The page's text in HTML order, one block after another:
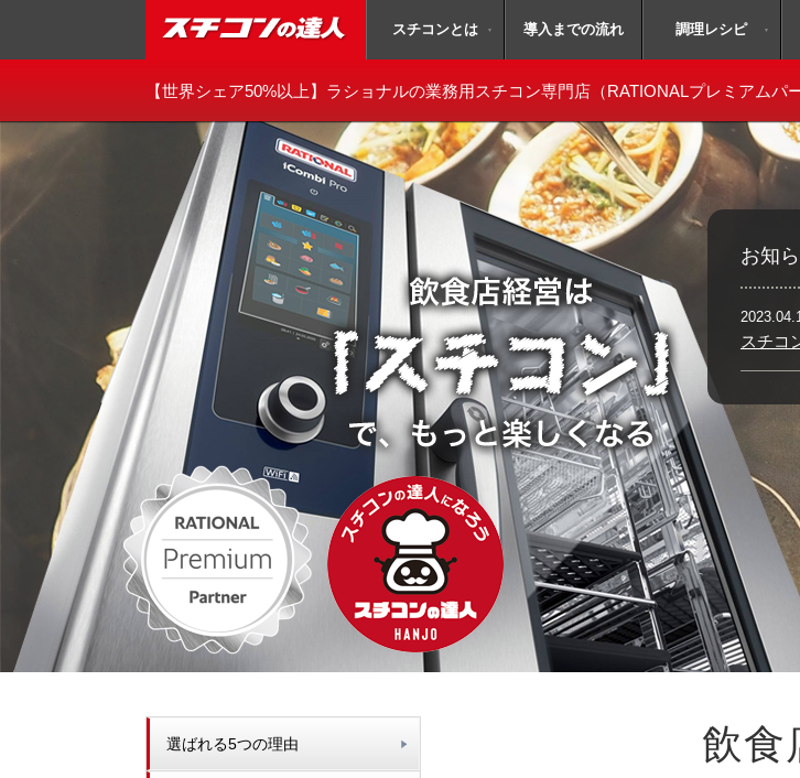
スチコンとは ▼ 導入までの流れ 調理レシピ ▼
【世界シェア50%以上】 ラショナルの業務用スチコン専門店 （RATIONALプレミアムパ
お知
スチコ
飲食
選ばれる5つの理由
毎月開催 無料体験会予約